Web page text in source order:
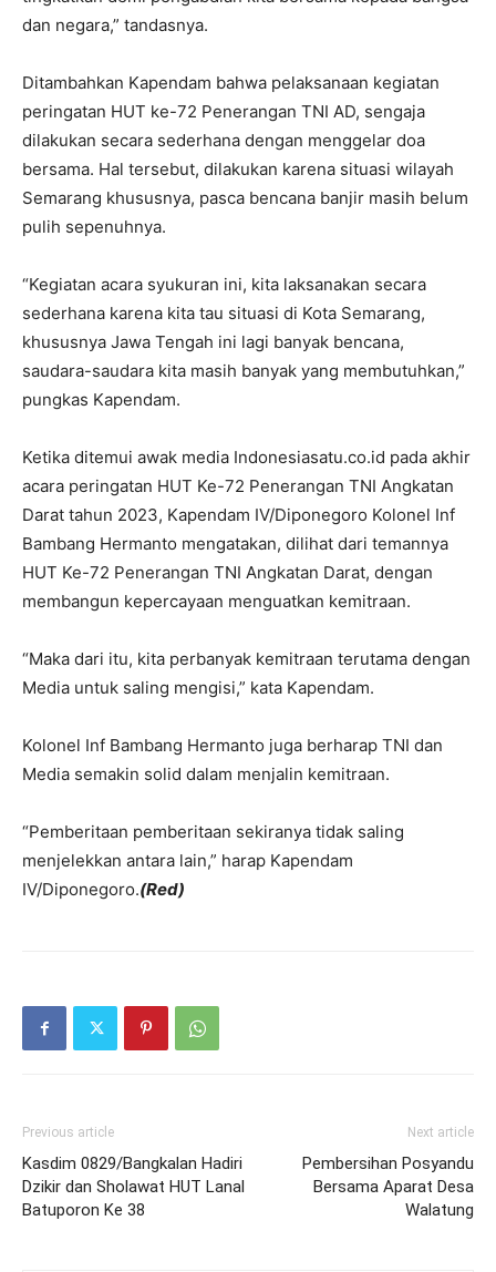
dan negara,” tandasnya.
Ditambahkan Kapendam bahwa pelaksanaan kegiatan
peringatan HUT ke-72 Penerangan TNI AD, sengaja
dilakukan secara sederhana dengan menggelar doa
bersama. Hal tersebut, dilakukan karena situasi wilayah
Semarang khususnya, pasca bencana banjir masih belum
pulih sepenuhnya.
“Kegiatan acara syukuran ini, kita laksanakan secara
sederhana karena kita tau situasi di Kota Semarang,
khususnya Jawa Tengah ini lagi banyak bencana,
saudara-saudara kita masih banyak yang membutuhkan,”
pungkas Kapendam.
Ketika ditemui awak media Indonesiasatu.co.id pada akhir
acara peringatan HUT Ke-72 Penerangan TNI Angkatan
Darat tahun 2023, Kapendam IV/Diponegoro Kolonel Inf
Bambang Hermanto mengatakan, dilihat dari temannya
HUT Ke-72 Penerangan TNI Angkatan Darat, dengan
membangun kepercayaan menguatkan kemitraan.
“Maka dari itu, kita perbanyak kemitraan terutama dengan
Media untuk saling mengisi,” kata Kapendam.
Kolonel Inf Bambang Hermanto juga berharap TNI dan
Media semakin solid dalam menjalin kemitraan.
“Pemberitaan pemberitaan sekiranya tidak saling
menjelekkan antara lain,” harap Kapendam
IV/Diponegoro.(Red)
Previous article
Kasdim 0829/Bangkalan Hadiri
Dzikir dan Sholawat HUT Lanal
Batuporon Ke 38
Next article
Pembersihan Posyandu
Bersama Aparat Desa
Walatung